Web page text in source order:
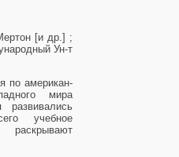
[и др.] ;
Ун-т
по американ­
мира
развивались
учебное
раскрывают